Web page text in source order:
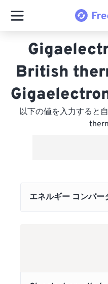
British
以下の値を入力すると